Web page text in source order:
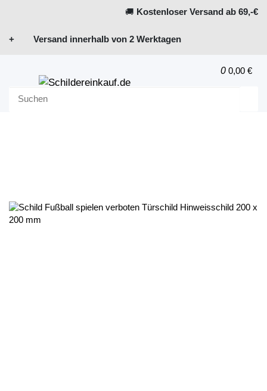
🚚 Kostenloser Versand ab 69,-€
+ Versand innerhalb von 2 Werktagen
0 0,00 €